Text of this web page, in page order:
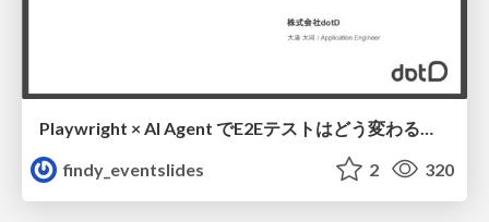
findy_eventslides
2 320